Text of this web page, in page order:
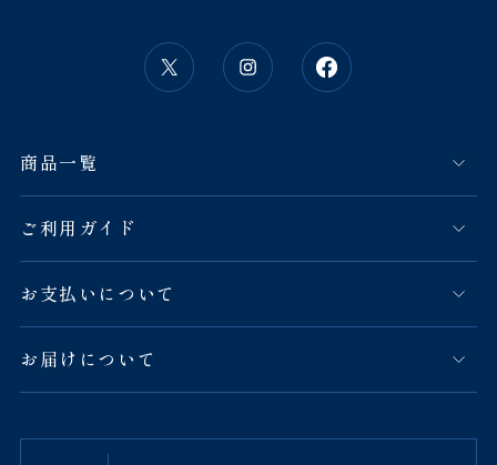
商品一覧
ご利用ガイド
お支払いについて
お届けについて